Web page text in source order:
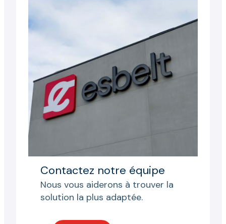
Contactez notre équipe
Nous vous aiderons à trouver la
solution la plus adaptée.